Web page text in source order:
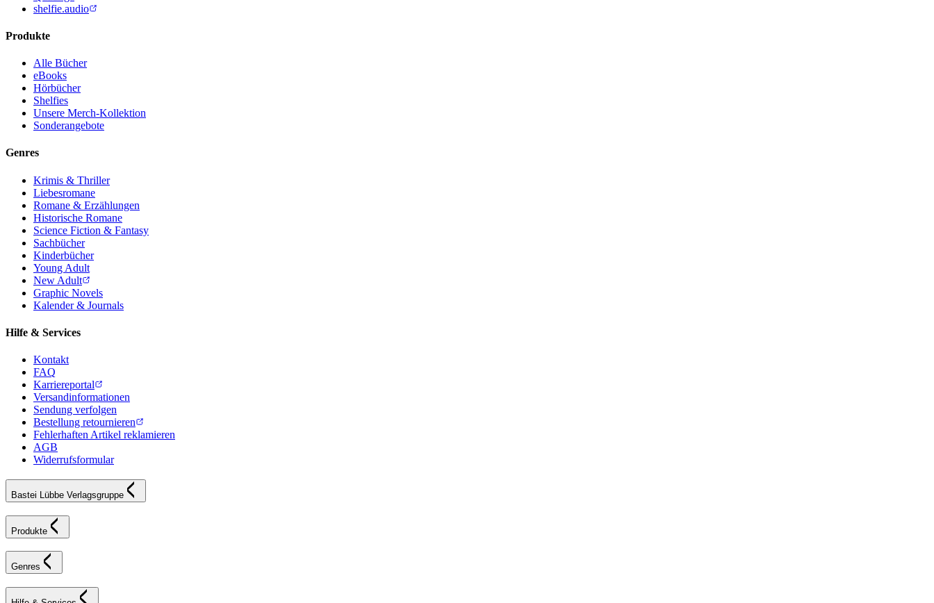
shelfie.audio
Produkte
Alle Bücher
eBooks
Hörbücher
Shelfies
Unsere Merch-Kollektion
Sonderangebote
Genres
Krimis & Thriller
Liebesromane
Romane & Erzählungen
Historische Romane
Science Fiction & Fantasy
Sachbücher
Kinderbücher
Young Adult
New Adult
Graphic Novels
Kalender & Journals
Hilfe & Services
Kontakt
FAQ
Karriereportal
Versandinformationen
Sendung verfolgen
Bestellung retournieren
Fehlerhaften Artikel reklamieren
AGB
Widerrufsformular
Bastei Lübbe Verlagsgruppe
Produkte
Genres